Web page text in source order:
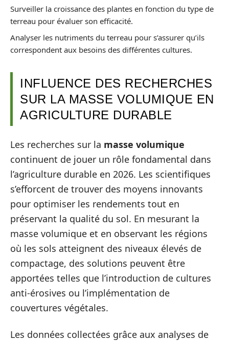
Surveiller la croissance des plantes en fonction du type de
terreau pour évaluer son efficacité.
Analyser les nutriments du terreau pour s’assurer qu’ils
correspondent aux besoins des différentes cultures.
INFLUENCE DES RECHERCHES
SUR LA MASSE VOLUMIQUE EN
AGRICULTURE DURABLE
Les recherches sur la masse volumique
continuent de jouer un rôle fondamental dans
l’agriculture durable en 2026. Les scientifiques
s’efforcent de trouver des moyens innovants
pour optimiser les rendements tout en
préservant la qualité du sol. En mesurant la
masse volumique et en observant les régions
où les sols atteignent des niveaux élevés de
compactage, des solutions peuvent être
apportées telles que l’introduction de cultures
anti-érosives ou l’implémentation de
couvertures végétales.
Les données collectées grâce aux analyses de